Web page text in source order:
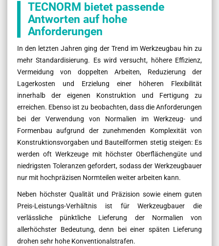
TECNORM bietet passende
Antworten auf hohe
Anforderungen
In den letzten Jahren ging der Trend im Werkzeugbau hin zu
mehr Standardisierung. Es wird versucht, höhere Effizienz,
Vermeidung von doppelten Arbeiten, Reduzierung der
Lagerkosten und Erzielung einer höheren Flexibilität
innerhalb der eigenen Konstruktion und Fertigung zu
erreichen. Ebenso ist zu beobachten, dass die Anforderungen
bei der Verwendung von Normalien im Werkzeug- und
Formenbau aufgrund der zunehmenden Komplexität von
Konstruktionsvorgaben und Bauteilformen stetig steigen: Es
werden oft Werkzeuge mit höchster Oberflächengüte und
niedrigsten Toleranzen gefordert, sodass der Werkzeugbauer
nur mit hochpräzisen Normteilen weiter arbeiten kann.
Neben höchster Qualität und Präzision sowie einem guten
Preis-Leistungs-Verhältnis ist für Werkzeugbauer die
verlässliche pünktliche Lieferung der Normalien von
allerhöchster Bedeutung, denn bei einer späten Lieferung
drohen sehr hohe Konventionalstrafen.